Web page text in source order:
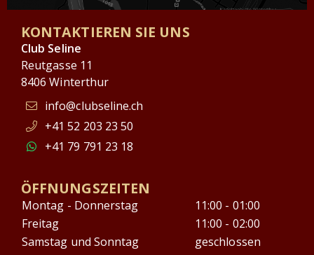
KONTAKTIEREN SIE UNS
Club Seline
Reutgasse 11
8406 Winterthur
info@clubseline.ch
+41 52 203 23 50
+41 79 791 23 18
ÖFFNUNGSZEITEN
Montag - Donnerstag
11:00 - 01:00
Freitag
11:00 - 02:00
Samstag und Sonntag
geschlossen